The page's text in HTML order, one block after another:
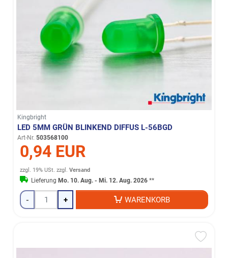
Kingbright
LED 5MM GRÜN BLINKEND DIFFUS L-56BGD
Art-Nr. 503568100
0,94 EUR
zzgl. 19% USt. zzgl.Versand
LieferungMo. 10. Aug. - Mi. 12. Aug. 2026 **
- + WARENKORB